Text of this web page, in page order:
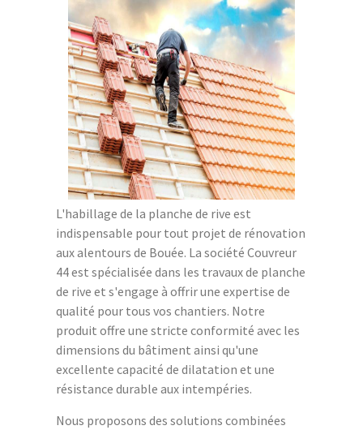
L'habillage de la planche de rive est
indispensable pour tout projet de rénovation
aux alentours de Bouée. La société Couvreur
44 est spécialisée dans les travaux de planche
de rive et s'engage à offrir une expertise de
qualité pour tous vos chantiers. Notre
produit offre une stricte conformité avec les
dimensions du bâtiment ainsi qu'une
excellente capacité de dilatation et une
résistance durable aux intempéries.
Nous proposons des solutions combinées